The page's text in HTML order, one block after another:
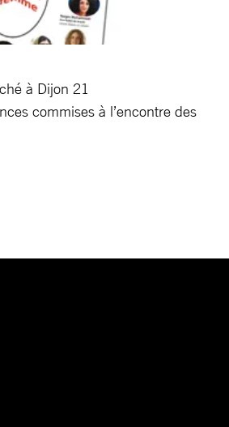
à Dijon 21
commises à l’encontre des